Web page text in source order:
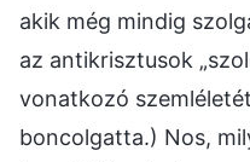
akik még mindig
az antikrisztusok
vonatkozó
boncolgatta.) Nos,